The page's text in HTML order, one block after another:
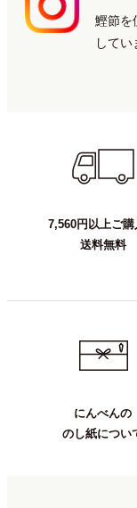
鰹節を
してい
7,560円以上ご
送料無料
にんべんの
のし紙につい